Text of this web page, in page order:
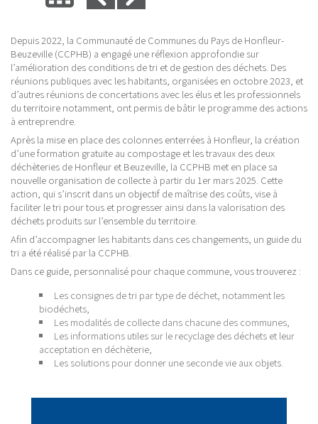
Depuis 2022, la Communauté de Communes du Pays de Honfleur-
Beuzeville (CCPHB) a engagé une réflexion approfondie sur
l’amélioration des conditions de tri et de gestion des déchets. Des
réunions publiques avec les habitants, organisées en octobre 2023, et
d’autres réunions de concertations avec les élus et les professionnels
du territoire notamment, ont permis de bâtir le programme des actions
à entreprendre.
Après la mise en place des colonnes enterrées à Honfleur, la création
d’une formation gratuite au compostage et les travaux des deux
déchèteries de Honfleur et Beuzeville, la CCPHB met en place sa
nouvelle organisation de collecte à partir du 1er mars 2025. Cette
action, qui s’inscrit dans un objectif de maîtrise des coûts, vise à
faciliter le tri pour tous et progresser ainsi dans la valorisation des
déchets produits sur l’ensemble du territoire.
Afin d’accompagner les habitants dans ces changements, un guide du
tri a été réalisé par la CCPHB.
Dans ce guide, personnalisé pour chaque commune, vous trouverez :
Les consignes de tri par type de déchet, notamment les
biodéchets,
Les modalités de collecte dans chacune des communes,
Les informations utiles sur le recyclage des déchets et leur
acceptation en déchèterie,
Les solutions pour donner une seconde vie aux objets.